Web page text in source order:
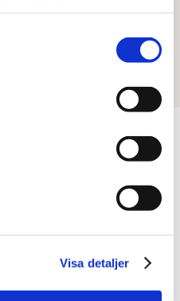
Visa detaljer
i våra dagliga